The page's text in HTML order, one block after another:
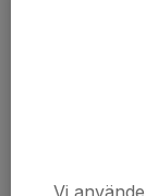
Vi